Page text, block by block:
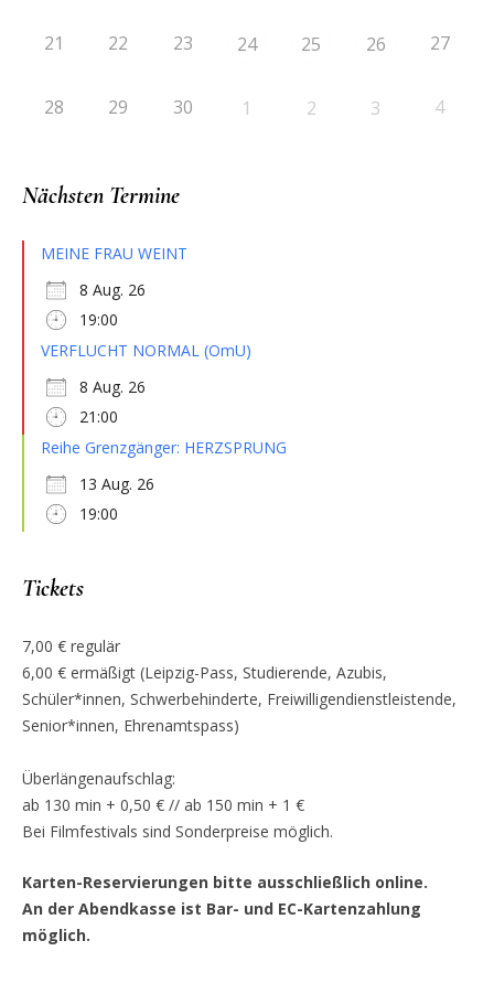
21 22 23 24 25 26 27
28 29 30 1 2 3 4
Nächsten Termine
MEINE FRAU WEINT
8 Aug. 26
19:00
VERFLUCHT NORMAL (OmU)
8 Aug. 26
21:00
Reihe Grenzgänger: HERZSPRUNG
13 Aug. 26
19:00
Tickets
7,00 € regulär
6,00 € ermäßigt (Leipzig-Pass, Studierende, Azubis,
Schüler*innen, Schwerbehinderte, Freiwilligendienstleistende,
Senior*innen, Ehrenamtspass)
Überlängenaufschlag:
ab 130 min + 0,50 € // ab 150 min + 1 €
Bei Filmfestivals sind Sonderpreise möglich.
Karten-Reservierungen bitte ausschließlich online.
An der Abendkasse ist Bar- und EC-Kartenzahlung
möglich.